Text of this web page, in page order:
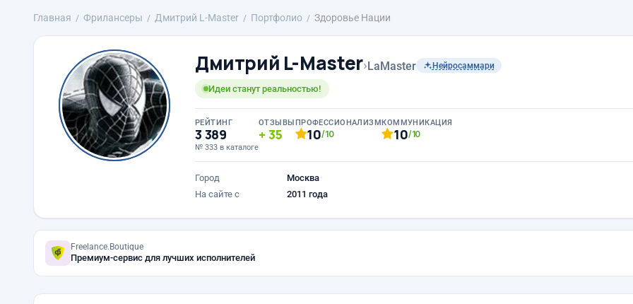
Главная Фрилансеры Дмитрий L-Master Портфолио Здоровье Нации
Дмитрий L-Master›LaMaster Нейросаммари
Идеи станут реальностью!
РЕЙТИНГ
3 389
№ 333 в каталоге
ОТЗЫВЫ
35
ПРОФЕССИОНАЛИЗМ
10/10
КОММУНИКАЦИЯ
10/10
Город
Москва
На сайте с
2011 года
Freelance.Boutique
Премиум-сервис для лучших исполнителей